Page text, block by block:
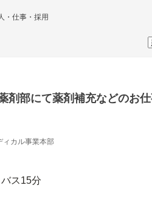
・仕事・採用
剤部にて薬剤補充などのお
ィカル事業本部
ス15分